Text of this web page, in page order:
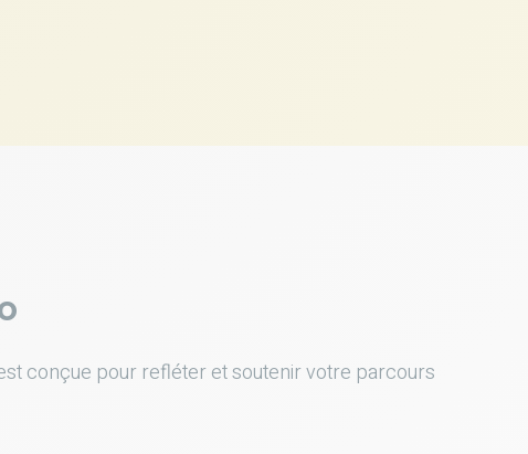
conçue pour refléter et soutenir votre parcours